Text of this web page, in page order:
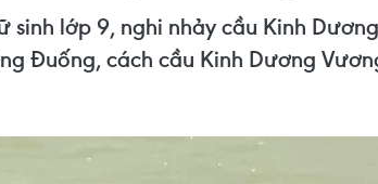
sinh lớp 9, nghi nhảy cầu Kinh
Đuống, cách cầu Kinh Dương